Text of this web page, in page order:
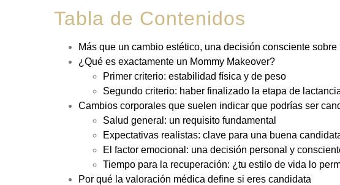
Tabla de Contenidos
Más que un cambio estético, una decisión consciente sobre
¿Qué es exactamente un Mommy Makeover?
Primer criterio: estabilidad física y de peso
Segundo criterio: haber finalizado la etapa de
Cambios corporales que suelen indicar que podrías ser
Salud general: un requisito fundamental
Expectativas realistas: clave para una buena
El factor emocional: una decisión personal y
Tiempo para la recuperación: ¿tu estilo de vida lo
Por qué la valoración médica define si eres candidata